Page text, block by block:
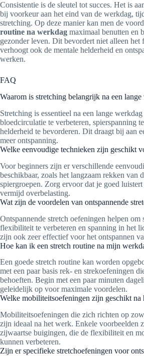
Consistentie is de sleutel tot succes. Het is
bij voorkeur aan het eind van de werkdag,
stretching. Op deze manier kan men de
routine na werkdag maximaal benutten en
gezonder leven. Dit bevordert niet alleen
verhoogt ook de mentale helderheid en
werken.
FAQ
Waarom is stretching belangrijk na een lange
Stretching is essentieel na een lange
bloedcirculatie te verbeteren, spierspanning
helderheid te bevorderen. Dit draagt bij aan
meer ontspanning.
Welke eenvoudige technieken zijn geschikt
Voor beginners zijn er verschillende
beschikbaar, zoals het langzaam rekken van
spiergroepen. Zorg ervoor dat je goed
vermijd overbelasting.
Wat zijn de voordelen van ontspannende
Ontspannende stretch oefeningen helpen om
flexibiliteit te verbeteren en spanning in het
zijn ook zeer effectief voor het ontspannen
Hoe kan ik een stretch routine na mijn
Een goede stretch routine kan worden
met een paar basis rek- en strekoefeningen
behoeften. Begin met een paar minuten
geleidelijk op voor maximale voordelen.
Welke mobiliteitsoefeningen zijn geschikt na
Mobiliteitsoefeningen die zich richten op
zijn ideaal na het werk. Enkele voorbeelden
zijwaartse buigingen, die de flexibiliteit en
kunnen verbeteren.
Zijn er specifieke stretchoefeningen voor